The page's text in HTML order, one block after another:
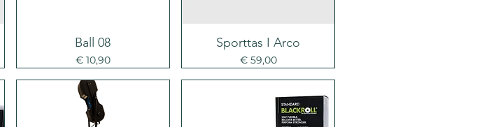
Ball 08
Prijs
€ 10,90
Sporttas I Arco
Prijs
€ 59,00